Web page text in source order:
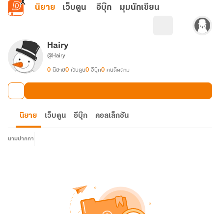
ข้ามไปยังเนื้อหาหลัก
นิยาย เว็บตูน อีบุ๊ก มุมนักเขียน
Hairy
@Hairy
0 นิยาย0 เว็บตูน0 อีบุ๊ก0 คนติดตาม
นิยาย เว็บตูน อีบุ๊ก คอลเล็กชัน
นามปากกา